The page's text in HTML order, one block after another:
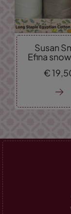
Susan
Efina
€19,